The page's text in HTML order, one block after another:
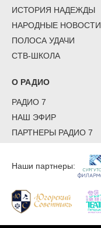
ИСТОРИЯ НАДЕЖДЫ
НАРОДНЫЕ НОВОСТИ
ПОЛОСА УДАЧИ
СТВ-ШКОЛА
О РАДИО
РАДИО 7
НАШ ЭФИР
ПАРТНЕРЫ РАДИО 7
Наши партнеры: